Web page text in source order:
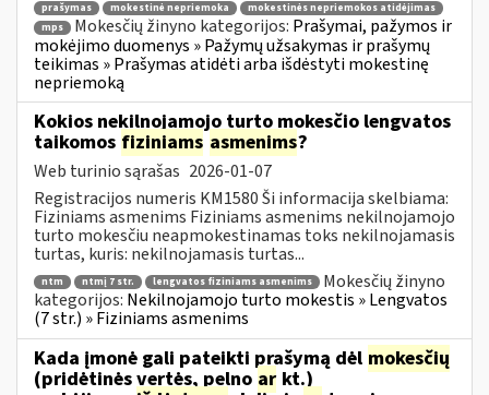
prašymas mokestinė nepriemoka
mokestinės nepriemokos atidėjimas
mps
Mokesčių žinyno kategorijos: Prašymai, pažymos ir
mokėjimo duomenys » Pažymų užsakymas ir prašymų
teikimas » Prašymas atidėti arba išdėstyti mokestinę
nepriemoką
Kokios nekilnojamojo turto mokesčio lengvatos
taikomos fiziniams asmenims?
Web turinio sąrašas 2026-01-07
Registracijos numeris KM1580 Ši informacija skelbiama:
Fiziniams asmenims Fiziniams asmenims nekilnojamojo
turto mokesčiu neapmokestinamas toks nekilnojamasis
turtas, kuris: nekilnojamasis turtas...
ntm ntmį 7 str. lengvatos fiziniams asmenims
Mokesčių žinyno
kategorijos: Nekilnojamojo turto mokestis » Lengvatos
(7 str.) » Fiziniams asmenims
Kada įmonė gali pateikti prašymą dėl mokesčių
(pridėtinės vertės, pelno ar kt.)